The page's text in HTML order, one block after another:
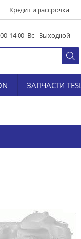
Кредит и рассрочка
14 00 Вс - Выходной
ЗАПЧАСТИ